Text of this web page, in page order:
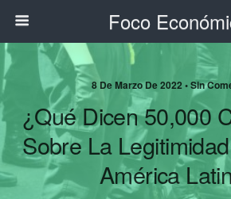
Foco
8 De Marzo De 2022 • Sin
¿Qué Dicen 50,000
Sobre La
América